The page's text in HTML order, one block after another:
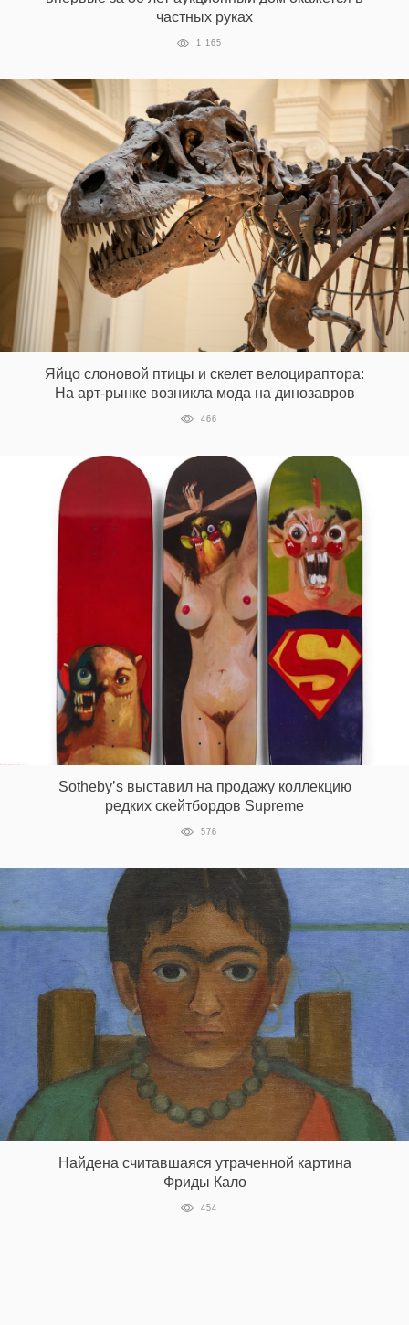
частных руках
1 165
Яйцо слоновой птицы и скелет велоцираптора:
На арт-рынке возникла мода на динозавров
466
Sotheby’s выставил на продажу коллекцию
редких скейтбордов Supreme
576
Найдена считавшаяся утраченной картина
Фриды Кало
454